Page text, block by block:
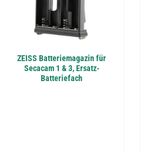
ZEISS Batteriemagazin für
Secacam 1 & 3, Ersatz-
Batteriefach